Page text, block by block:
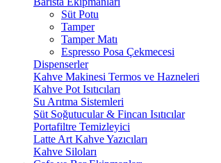
Süt Potu
Tamper
Tamper Matı
Espresso Posa Çekmecesi
Dispenserler
Kahve Makinesi Termos ve Hazneleri
Kahve Pot Isıtıcıları
Su Arıtma Sistemleri
Süt Soğutucular & Fincan Isıtıcılar
Portafiltre Temizleyici
Latte Art Kahve Yazıcıları
Kahve Siloları